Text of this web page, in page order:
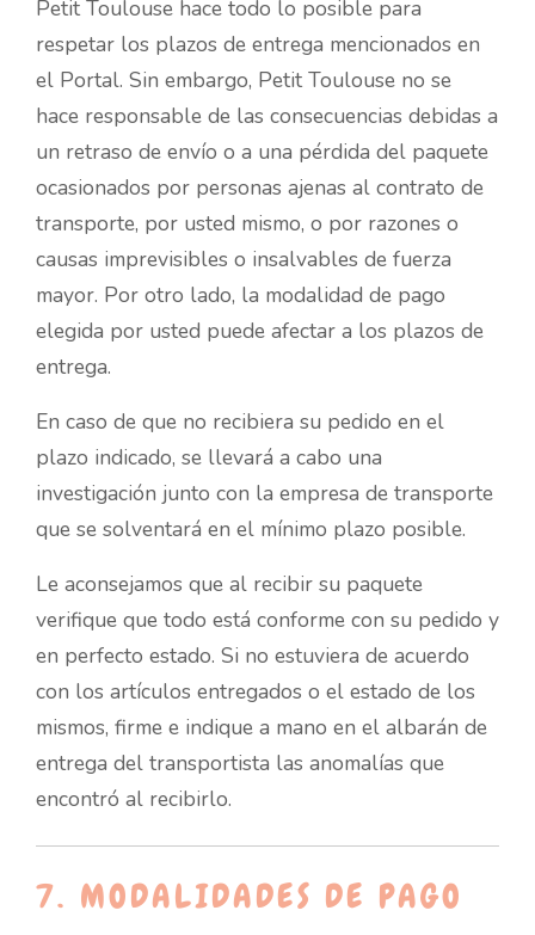
Petit Toulouse hace todo lo posible para
respetar los plazos de entrega mencionados en
el Portal. Sin embargo, Petit Toulouse no se
hace responsable de las consecuencias debidas a
un retraso de envío o a una pérdida del paquete
ocasionados por personas ajenas al contrato de
transporte, por usted mismo, o por razones o
causas imprevisibles o insalvables de fuerza
mayor. Por otro lado, la modalidad de pago
elegida por usted puede afectar a los plazos de
entrega.
En caso de que no recibiera su pedido en el
plazo indicado, se llevará a cabo una
investigación junto con la empresa de transporte
que se solventará en el mínimo plazo posible.
Le aconsejamos que al recibir su paquete
verifique que todo está conforme con su pedido y
en perfecto estado. Si no estuviera de acuerdo
con los artículos entregados o el estado de los
mismos, firme e indique a mano en el albarán de
entrega del transportista las anomalías que
encontró al recibirlo.
7. MODALIDADES DE PAGO